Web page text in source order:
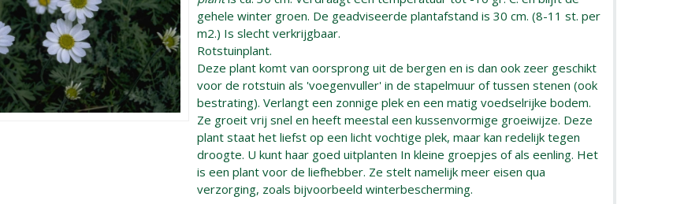
gehele winter groen. De geadviseerde plantafstand is 30 cm. (8-11 st. per
m2.) Is slecht verkrijgbaar.
Rotstuinplant.
Deze plant komt van oorsprong uit de bergen en is dan ook zeer geschikt
voor de rotstuin als 'voegenvuller' in de stapelmuur of tussen stenen (ook
bestrating). Verlangt een zonnige plek en een matig voedselrijke bodem.
Ze groeit vrij snel en heeft meestal een kussenvormige groeiwijze. Deze
plant staat het liefst op een licht vochtige plek, maar kan redelijk tegen
droogte. U kunt haar goed uitplanten In kleine groepjes of als eenling. Het
is een plant voor de liefhebber. Ze stelt namelijk meer eisen qua
verzorging, zoals bijvoorbeeld winterbescherming.